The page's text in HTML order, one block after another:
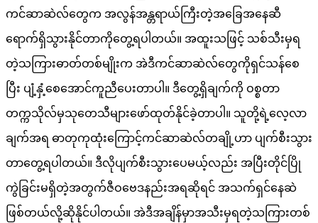
ကင်ဆာဆဲလ်တွေက အလွန်အန္တရာယ်ကြီးတဲ့အခြေအနေဆီ
ရောက်ရှိသွားနိုင်တာကိုတွေ့ရပါတယ်။ အထူးသဖြင့် သစ်သီးမှရ
တဲ့သကြားဓာတ်တစ်မျိုးက အဲဒီကင်ဆာဆဲလ်တွေကိုရှင်သန်စေ
ပြီး ပျံ့နှံ့စေအောင်ကူညီပေးတာပါ။ ဒီတွေ့ရှိချက်ကို ဝစ္စတာ
တက္ကသိုလ်မှသုတေသီများဖော်ထုတ်နိုင်ခဲ့တာပါ။ သူတို့ရဲ့လေ့လာ
ချက်အရ ဓာတုကုထုံးကြောင့်ကင်ဆာဆဲလ်တချို့ဟာ ပျက်စီးသွား
တာတွေ့ရပါတယ်။ ဒီလိုပျက်စီးသွားပေမယ့်လည်း အပြီးတိုင်ပြို
ကွဲခြင်းမရှိတဲ့အတွက်ဇီဝဗေဒနည်းအရဆိုရင် အသက်ရှင်နေဆဲ
ဖြစ်တယ်လို့ဆိုနိုင်ပါတယ်။ အဲဒီအချိန်မှာအသီးမှရတဲ့သကြားတစ်